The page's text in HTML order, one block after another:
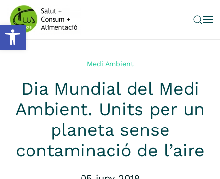
Obre la barra d'eines
Skip to main content
Medi Ambient
Dia Mundial del Medi
Ambient. Units per un
planeta sense
contaminació de l’aire